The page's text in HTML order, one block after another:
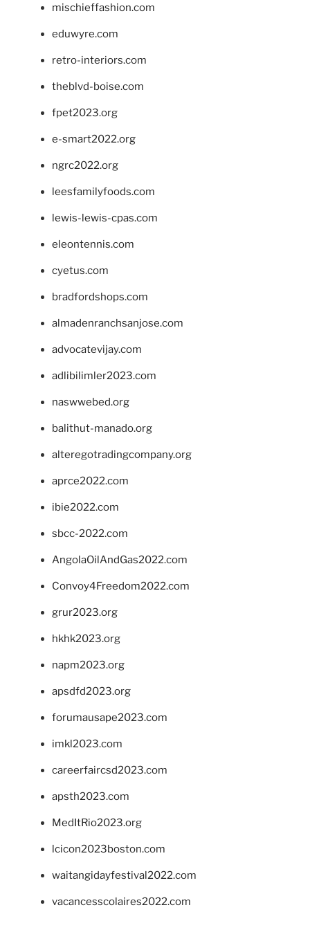
mischieffashion.com
eduwyre.com
retro-interiors.com
theblvd-boise.com
fpet2023.org
e-smart2022.org
ngrc2022.org
leesfamilyfoods.com
lewis-lewis-cpas.com
eleontennis.com
cyetus.com
bradfordshops.com
almadenranchsanjose.com
advocatevijay.com
adlibilimler2023.com
naswwebed.org
balithut-manado.org
alteregotradingcompany.org
aprce2022.com
ibie2022.com
sbcc-2022.com
AngolaOilAndGas2022.com
Convoy4Freedom2022.com
grur2023.org
hkhk2023.org
napm2023.org
apsdfd2023.org
forumausape2023.com
imkl2023.com
careerfaircsd2023.com
apsth2023.com
MedItRio2023.org
lcicon2023boston.com
waitangidayfestival2022.com
vacancesscolaires2022.com